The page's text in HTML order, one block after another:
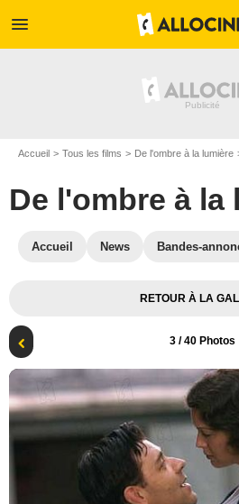
menu
Accueil Tous les films De l'ombre à la lumière
De l'ombre à la
Accueil News Bandes-
RETOUR À LA
3/ 40 Photos